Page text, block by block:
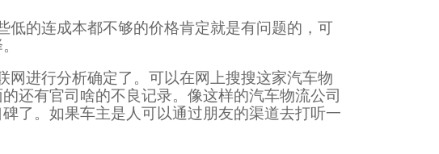
的连成本都不够的价格肯定就是有问题的，可
进行分析确定了。可以在网上搜搜这家汽车物
还有官司啥的不良记录。像这样的汽车物流公司
了。如果车主是人可以通过朋友的渠道去打听一